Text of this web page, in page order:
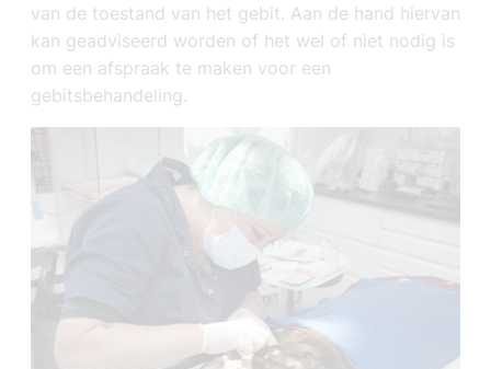
van de toestand van het gebit. Aan de hand hiervan
kan geadviseerd worden of het wel of niet nodig is
om een afspraak te maken voor een
gebitsbehandeling.